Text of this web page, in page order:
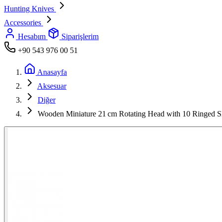
Hunting Knives
Accessories
Hesabım
Siparişlerim
+90 543 976 00 51
Anasayfa
Aksesuar
Diğer
Wooden Miniature 21 cm Rotating Head with 10 Ringed